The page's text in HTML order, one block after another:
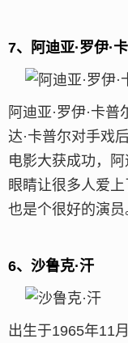
7、阿迪亚·罗伊·
阿迪亚·罗伊·卡
达·卡普尔对手戏
电影大获成功，
眼睛让很多人爱
也是个很好的演员
6、沙鲁克·汗
出生于1965年11